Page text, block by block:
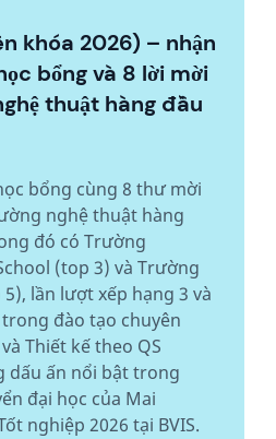
khóa 2026) – nhận
bổng và 8 lời mời
thuật hàng đầu
bổng cùng 8 thư mời
nghệ thuật hàng
đó có Trường
(top 3) và Trường
lần lượt xếp hạng 3 và
đào tạo chuyên
Thiết kế theo QS
dấu ấn nổi bật trong
đại học của Mai
nghiệp 2026 tại BVIS.